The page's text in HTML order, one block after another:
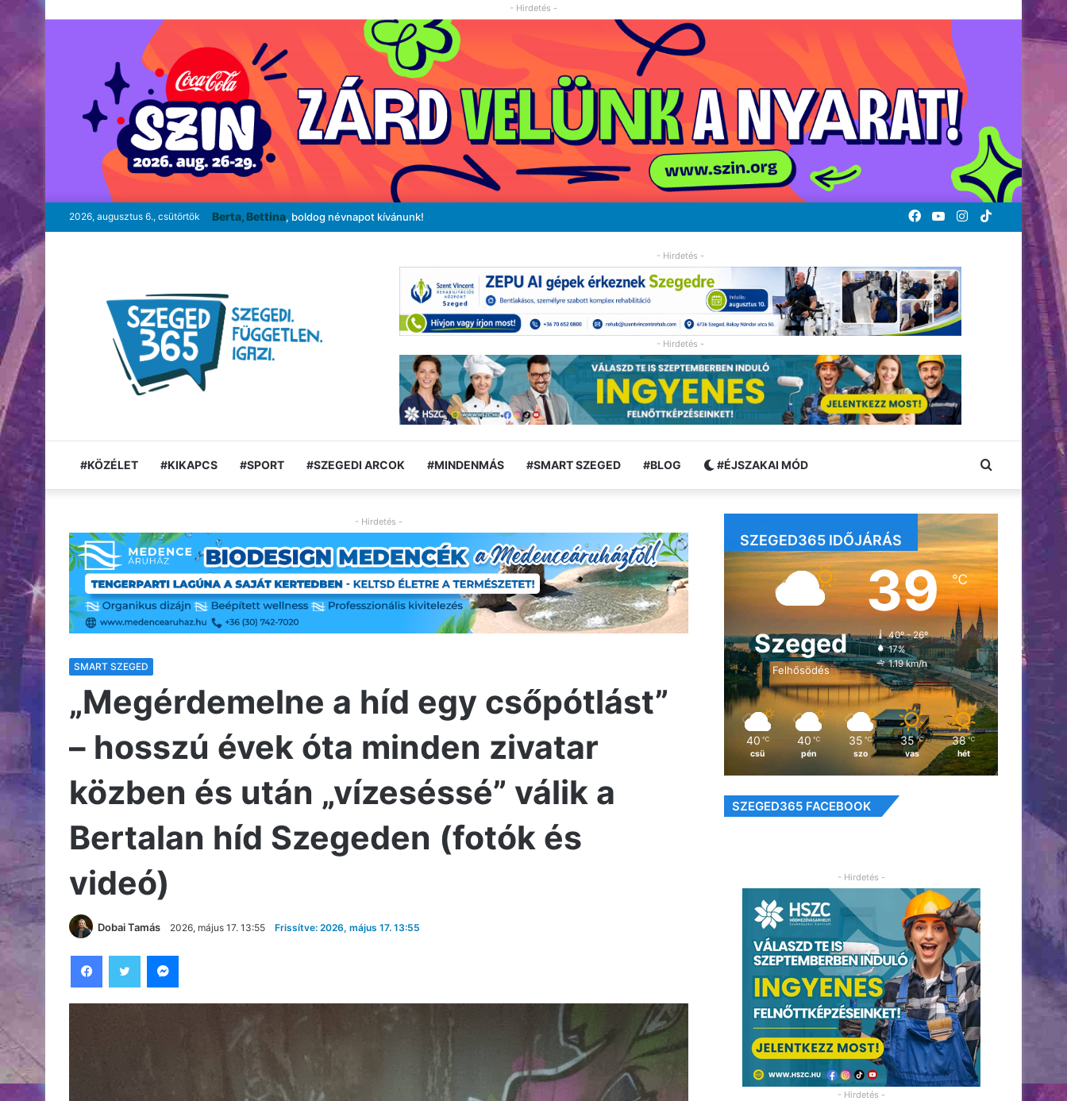
- Hirdetés -
2026, augusztus 6., csütörtök Berta, Bettina, boldog névnapot kívánunk! TikTok
Instagram
YouTube
Facebook
- Hirdetés -
- Hirdetés -
#KÖZÉLET #KIKAPCS #SPORT #SZEGEDI ARCOK #MINDENMÁS #SMART SZEGED #BLOG #ÉJSZAKAI MÓD Keresés:
- Hirdetés -
SMART SZEGED
„Megérdemelne a híd egy csőpótlást”
– hosszú évek óta minden zivatar
közben és után „vízeséssé” válik a
Bertalan híd Szegeden (fotók és
videó)
Dobai Tamás 2026, május 17. 13:55 Frissítve: 2026, május 17. 13:55
SZEGED365 IDŐJÁRÁS
Szeged
Felhősödés
39℃
40º - 26º
17%
1.19 km/h
40 ℃
csü
40 ℃
pén
35 ℃
szo
35 ℃
vas
38 ℃
hét
SZEGED365 FACEBOOK
- Hirdetés -
- Hirdetés -